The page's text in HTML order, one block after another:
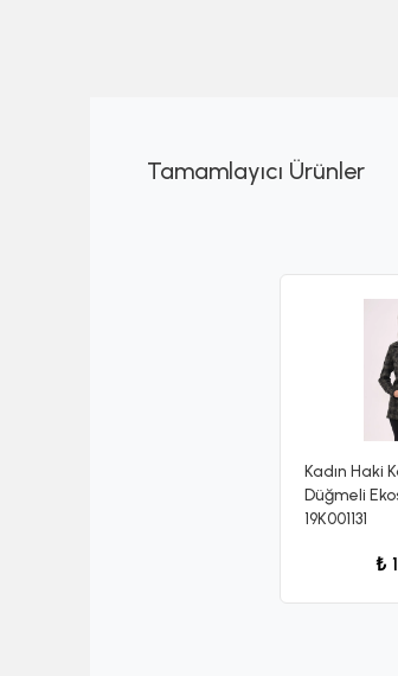
Tamamlayıcı Ürünler
Kadın Haki
Düğmeli
19K001131
₺